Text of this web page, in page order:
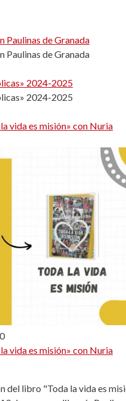
Paulinas de Granada
Paulinas de Granada
2024-2025
2024-2025
vida es misión» con Nuria
vida es misión» con Nuria
del libro "Toda la vida es